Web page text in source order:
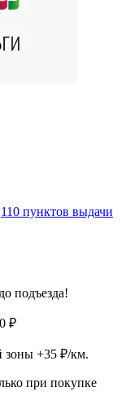
110 пунктов выдачи
подъезда!
₽
зоны +35 ₽/км.
при покупке